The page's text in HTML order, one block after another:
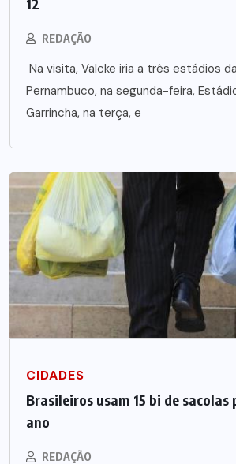
REDAÇÃO
Na visita, Valcke iria a três estádios
Pernambuco, na segunda-feira,
Garrincha, na terça, e
CIDADES
Brasileiros usam 15 bi de
ano
REDAÇÃO